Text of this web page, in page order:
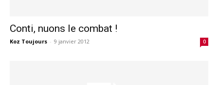
Conti, nuons le combat !
Koz Toujours - 9 janvier 2012 0